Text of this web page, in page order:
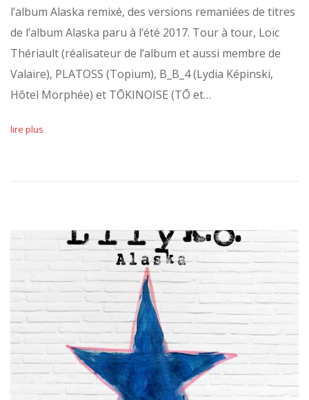
l’album Alaska remixé, des versions remaniées de titres
de l’album Alaska paru à l’été 2017. Tour à tour, Loïc
Thériault (réalisateur de l’album et aussi membre de
Valaire), PLATOSS (Topium), B_B_4 (Lydia Képinski,
Hôtel Morphée) et TŌKINOISE (TŌ et…
lire plus